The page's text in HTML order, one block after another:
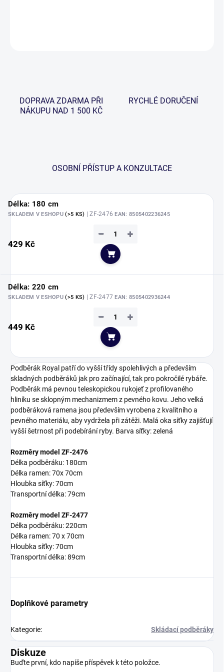
DOPRAVA ZDARMA PŘI
NÁKUPU NAD 1 500 KČ
RYCHLÉ DORUČENÍ
OSOBNÍ PŘÍSTUP A KONZULTACE
Délka: 180 cm
SKLADEM V ESHOPU(>5 KS) | ZF-2476EAN: 8505402236245
429 Kč
+
−
Do košíku
Délka: 220 cm
SKLADEM V ESHOPU(>5 KS) | ZF-2477EAN: 8505402936244
449 Kč
+
−
Do košíku
Podběrák Royal patří do vyšší třídy spolehlivých a především
skladných podběráků jak pro začínající, tak pro pokročilé rybáře.
Podběrák má pevnou teleskopickou rukojeť z profilovaného
hliníku se sklopným mechanizmem z pevného kovu. Jeho velká
podběráková ramena jsou především vyrobena z kvalitního a
pevného materiálu, aby vydržela při zátěži. Malá oka síťky zajišťují
vyšší šetrnost při podebírání ryby. Barva síťky: zelená
Rozměry model ZF-2476
Délka podběráku: 180cm
Délka ramen: 70x 70cm
Hloubka síťky: 70cm
Transportní délka: 79cm
Rozměry model ZF-2477
Délka podběráku: 220cm
Délka ramen: 70 x 70cm
Hloubka síťky: 70cm
Transportní délka: 89cm
Doplňkové parametry
Kategorie: Skládací podběráky
Diskuze
Buďte první, kdo napíše příspěvek k této položce.